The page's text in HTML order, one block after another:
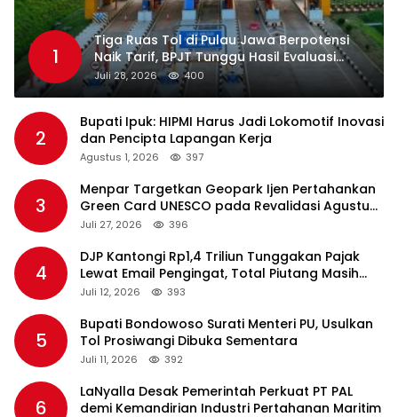
1
Tiga Ruas Tol di Pulau Jawa Berpotensi
Naik Tarif, BPJT Tunggu Hasil Evaluasi
Standar Pelayanan
Juli 28, 2026 400
2
Bupati Ipuk: HIPMI Harus Jadi Lokomotif Inovasi
dan Pencipta Lapangan Kerja
Agustus 1, 2026 397
3
Menpar Targetkan Geopark Ijen Pertahankan
Green Card UNESCO pada Revalidasi Agustus
2026
Juli 27, 2026 396
4
DJP Kantongi Rp1,4 Triliun Tunggakan Pajak
Lewat Email Pengingat, Total Piutang Masih
Rp36 Triliun
Juli 12, 2026 393
5
Bupati Bondowoso Surati Menteri PU, Usulkan
Tol Prosiwangi Dibuka Sementara
Juli 11, 2026 392
6
LaNyalla Desak Pemerintah Perkuat PT PAL
demi Kemandirian Industri Pertahanan Maritim